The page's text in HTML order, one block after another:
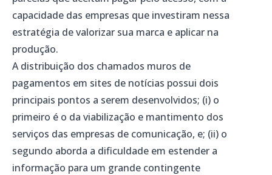
capacidade das empresas que investiram nessa
estratégia de valorizar sua marca e aplicar na
produção.
A distribuição dos chamados muros de
pagamentos em sites de notícias possui dois
principais pontos a serem desenvolvidos; (i) o
primeiro é o da viabilização e mantimento dos
serviços das empresas de comunicação, e; (ii) o
segundo aborda a dificuldade em estender a
informação para um grande contingente